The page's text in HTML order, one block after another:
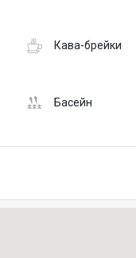
Кава-брейки
Басейн